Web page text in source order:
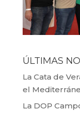
ÚLTIMAS
La Cata de
el
La DOP